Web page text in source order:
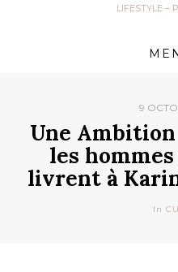
LIFESTYLE –
9
Une
les
livrent à
In